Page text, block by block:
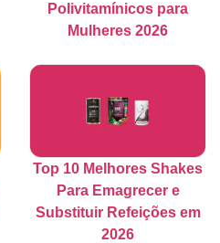
Polivitamínicos para
Mulheres 2026
Top 10 Melhores Shakes
Para Emagrecer e
Substituir Refeições em
2026